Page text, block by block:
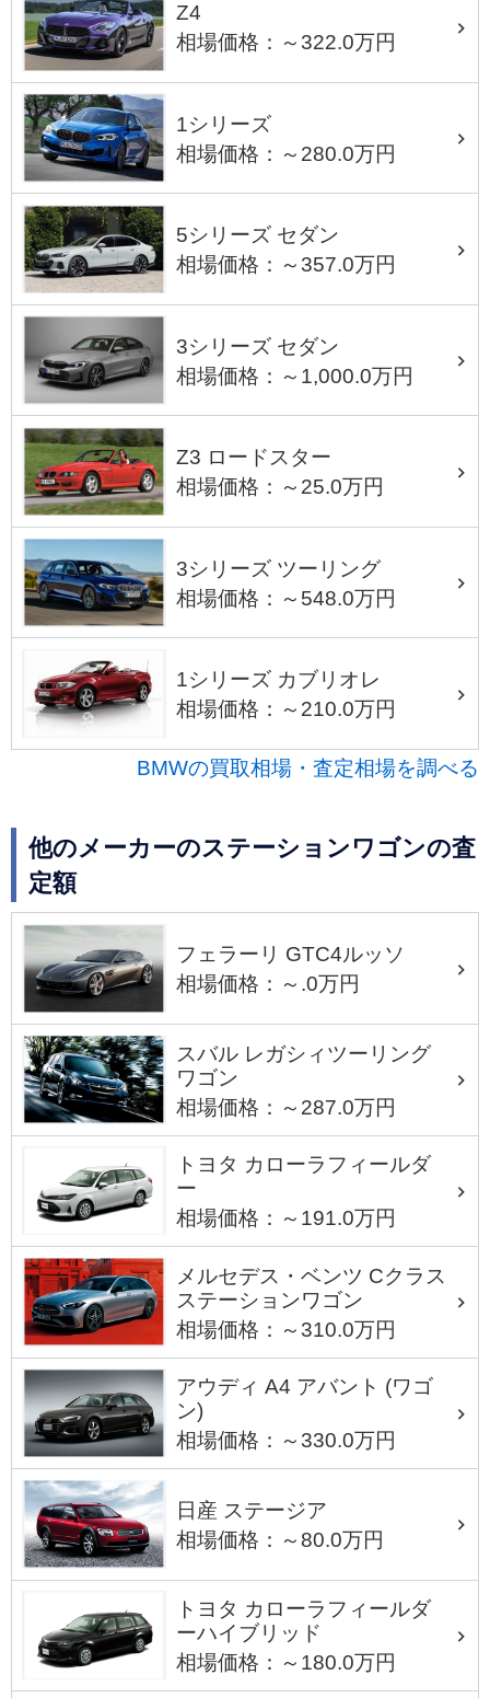
Z4
相場価格：～322.0万円
1シリーズ
相場価格：～280.0万円
5シリーズ セダン
相場価格：～357.0万円
3シリーズ セダン
相場価格：～1,000.0万円
Z3 ロードスター
相場価格：～25.0万円
3シリーズ ツーリング
相場価格：～548.0万円
1シリーズ カブリオレ
相場価格：～210.0万円
BMWの買取相場・査定相場を調べる
他のメーカーのステーションワゴンの査
定額
フェラーリ GTC4ルッソ
相場価格：～.0万円
スバル レガシィツーリング
ワゴン
相場価格：～287.0万円
トヨタ カローラフィールダ
ー
相場価格：～191.0万円
メルセデス・ベンツ Cクラス
ステーションワゴン
相場価格：～310.0万円
アウディ A4 アバント (ワゴ
ン)
相場価格：～330.0万円
日産 ステージア
相場価格：～80.0万円
トヨタ カローラフィールダ
ーハイブリッド
相場価格：～180.0万円